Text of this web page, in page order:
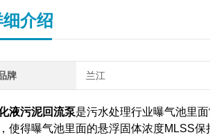
介绍
牌 兰江
液污泥回流泵是污水处理行业曝气池里
使得曝气池里面的悬浮固体浓度MLSS